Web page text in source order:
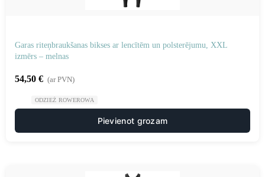
Garas riteņbraukšanas bikses ar lencītēm un polsterējumu, XXL
izmērs – melnas
54,50 € (ar PVN)
ODZIEŻ ROWEROWA
Pievienot grozam